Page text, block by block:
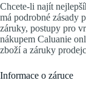
Chcete-li najít
má podrobné zásady
záruky, postupy pro
nákupem Caluanie
zboží a záruky
Informace o záruce